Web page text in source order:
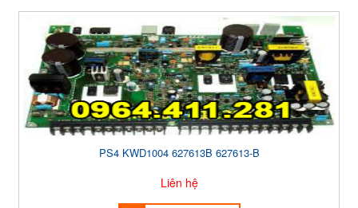
PS4 KWD1004 627613B 627613-B
Liên hệ